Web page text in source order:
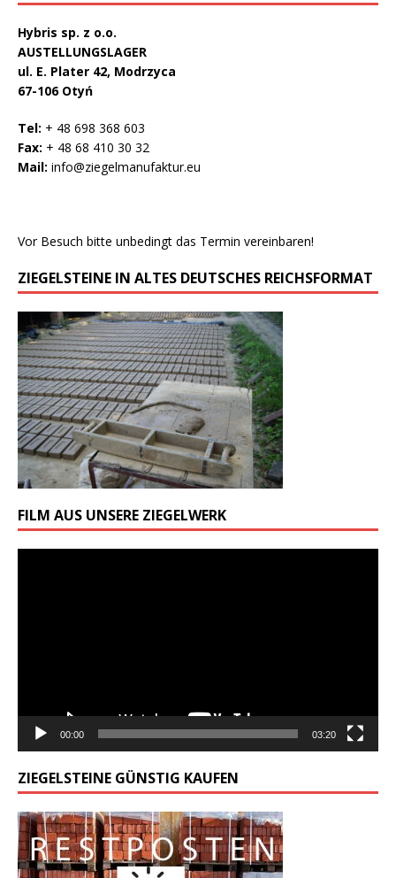
Hybris sp. z o.o.
AUSTELLUNGSLAGER
ul. E. Plater 42, Modrzyca
67-106 Otyń
Tel: + 48 698 368 603
Fax: + 48 68 410 30 32
Mail: info@ziegelmanufaktur.eu
Vor Besuch bitte unbedingt das Termin vereinbaren!
ZIEGELSTEINE IN ALTES DEUTSCHES REICHSFORMAT
FILM AUS UNSERE ZIEGELWERK
00:00 03:20
ZIEGELSTEINE GÜNSTIG KAUFEN